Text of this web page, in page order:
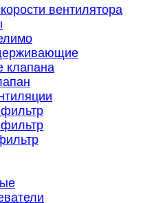
вентилятора
клапана